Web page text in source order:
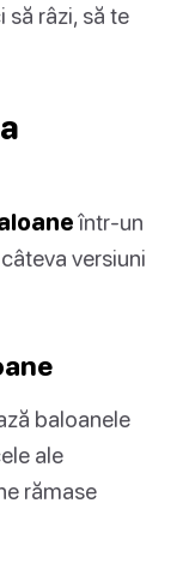
râzi, să te
într-un
versiuni
baloanele
ale
rămase